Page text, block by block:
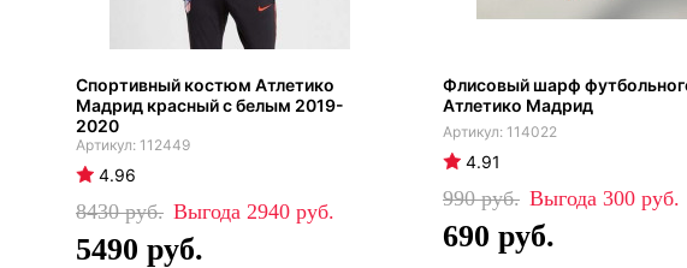
Спортивный костюм Атлетико
Мадрид красный с белым 2019-
2020
112449
4.96
8430 2940
5490
Флисовый шарф
Атлетико Мадрид
114022
4.91
990 300
690